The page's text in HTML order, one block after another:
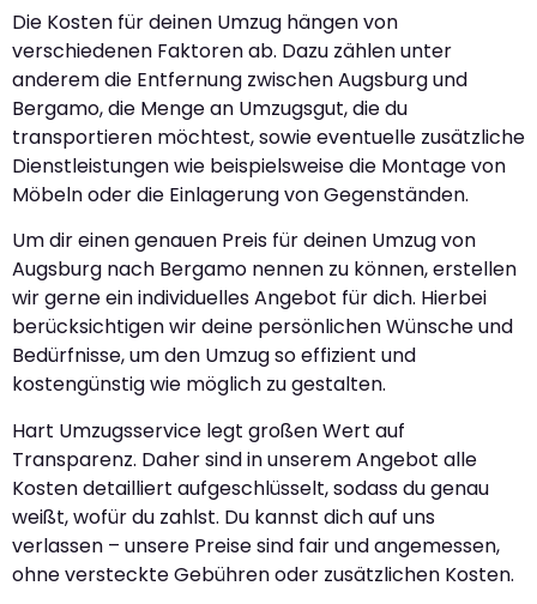
Die Kosten für deinen Umzug hängen von
verschiedenen Faktoren ab. Dazu zählen unter
anderem die Entfernung zwischen Augsburg und
Bergamo, die Menge an Umzugsgut, die du
transportieren möchtest, sowie eventuelle zusätzliche
Dienstleistungen wie beispielsweise die Montage von
Möbeln oder die Einlagerung von Gegenständen.
Um dir einen genauen Preis für deinen Umzug von
Augsburg nach Bergamo nennen zu können, erstellen
wir gerne ein individuelles Angebot für dich. Hierbei
berücksichtigen wir deine persönlichen Wünsche und
Bedürfnisse, um den Umzug so effizient und
kostengünstig wie möglich zu gestalten.
Hart Umzugsservice legt großen Wert auf
Transparenz. Daher sind in unserem Angebot alle
Kosten detailliert aufgeschlüsselt, sodass du genau
weißt, wofür du zahlst. Du kannst dich auf uns
verlassen – unsere Preise sind fair und angemessen,
ohne versteckte Gebühren oder zusätzlichen Kosten.